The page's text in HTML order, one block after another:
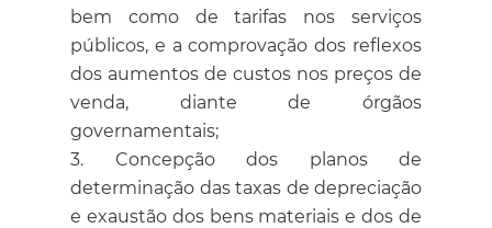
bem como de tarifas nos serviços
públicos, e a comprovação dos reflexos
dos aumentos de custos nos preços de
venda, diante de órgãos
governamentais;
Concepção dos planos de
determinação das taxas de depreciação
e exaustão dos bens materiais e dos de